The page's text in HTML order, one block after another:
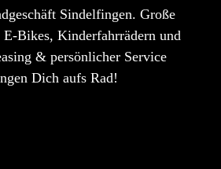
Sindelfingen. Große
Bikes, Kinderfahrrädern und
& persönlicher Service
Dich aufs Rad!